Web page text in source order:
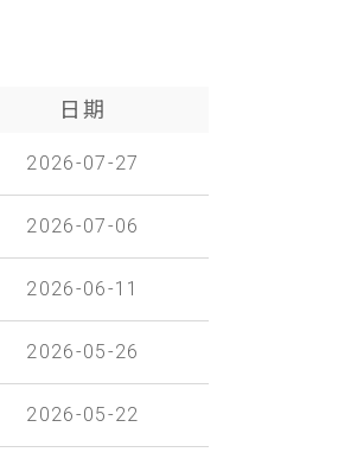
日期
2026-07-27
2026-07-06
2026-06-11
2026-05-26
2026-05-22